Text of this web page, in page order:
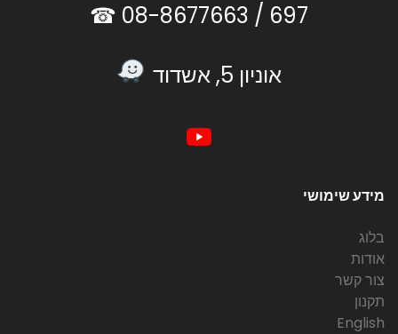
697 /
אוניון 5, אשדוד
מידע שימושי
בלוג
אודות
צור קשר
תקנון
English